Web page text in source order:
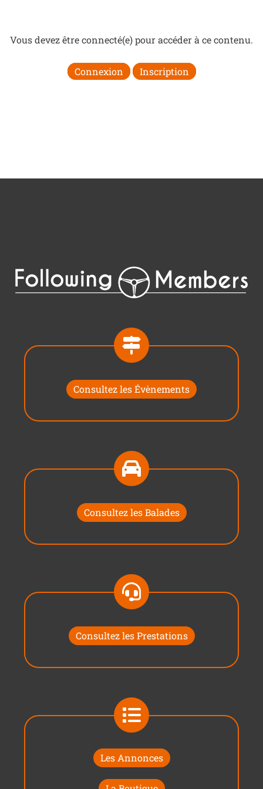
Vous devez être connecté(e) pour accéder à ce contenu.
Connexion Inscription
Consultez les Évènements
Consultez les Balades
Consultez les Prestations
Les Annonces